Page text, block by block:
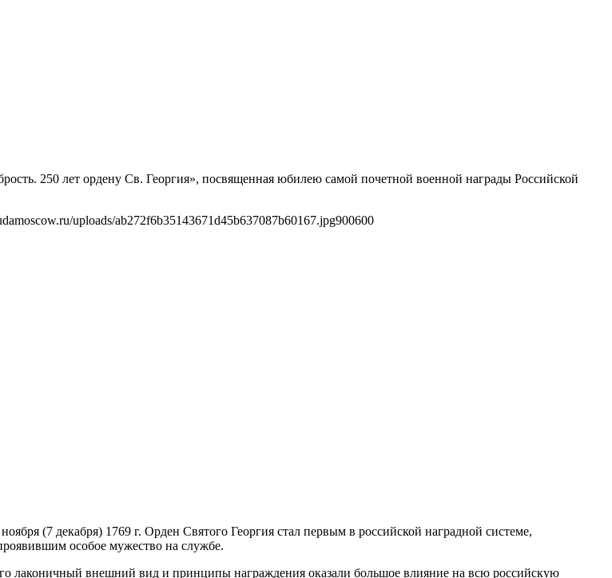
250 лет ордену Св. Георгия», посвященная юбилею самой почетной военной награды Российской
uploads/ab272f6b35143671d45b637087b60167.jpg900600
(7 декабря) 1769 г. Орден Святого Георгия стал первым в российской наградной системе,
особое мужество на службе.
лаконичный внешний вид и принципы награждения оказали большое влияние на всю российскую